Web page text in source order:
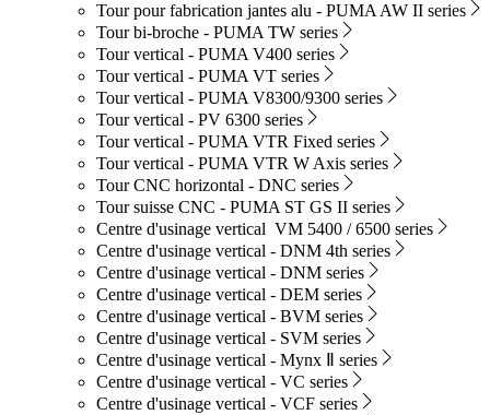
Tour pour fabrication jantes alu - PUMA AW II series
Tour bi-broche - PUMA TW series
Tour vertical - PUMA V400 series
Tour vertical - PUMA VT series
Tour vertical - PUMA V8300/9300 series
Tour vertical - PV 6300 series
Tour vertical - PUMA VTR Fixed series
Tour vertical - PUMA VTR W Axis series
Tour CNC horizontal - DNC series
Tour suisse CNC - PUMA ST GS II series
Centre d'usinage vertical VM 5400 / 6500 series
Centre d'usinage vertical - DNM 4th series
Centre d'usinage vertical - DNM series
Centre d'usinage vertical - DEM series
Centre d'usinage vertical - BVM series
Centre d'usinage vertical - SVM series
Centre d'usinage vertical - Mynx Ⅱ series
Centre d'usinage vertical - VC series
Centre d'usinage vertical - VCF series